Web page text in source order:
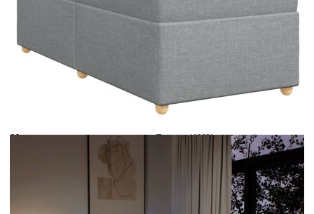
Време за доставка: 5 до 9 дни
Безплатна доставка до адрес при плащане по банков път
Материал:
Текстил (100% полиестер)
90 x 190 x 5 см (Ш x Д x В)